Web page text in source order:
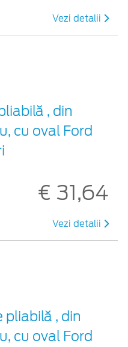
Vezi detalii
, din
cu oval Ford
€ 31,64
Vezi detalii
pliabilă , din
cu oval Ford